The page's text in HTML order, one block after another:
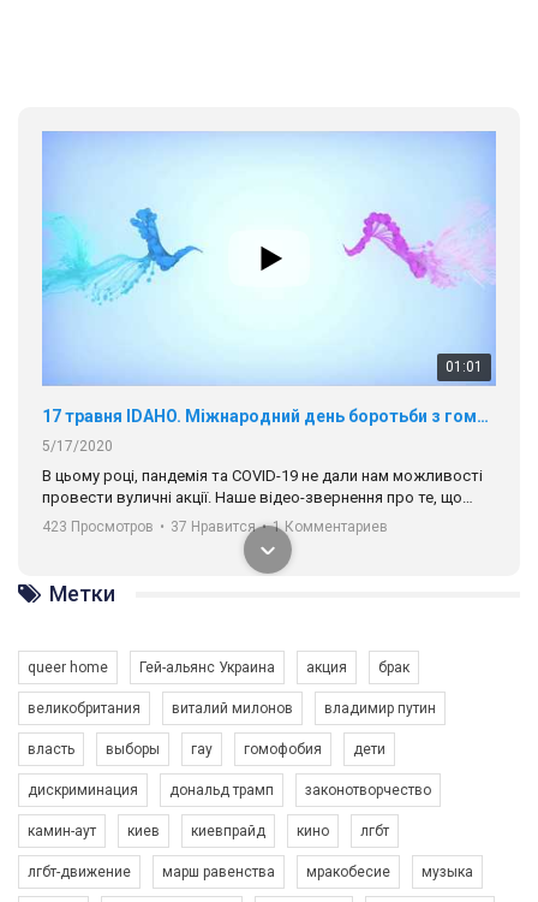
01:01
17 травня IDAHO. Міжнародний день боротьби з гомофобією трансфобією і біфобія.
5/17/2020
В цьому році, пандемія та COVІD-19 не дали нам можливості
провести вуличні акції. Наше відео-звернення про те, що
навіть коли ми у різних містах та не можемо зустрінеться, ми
разом. Ми закликаємо всіх хто поділяє цінності рівності та
солідарності, приєднатися до нас. Регіональні підрозділи
ГАУ є в 16 областях України.
Разом наш голос лунає гучніше!
423 Просмотров • 37 Нравится • 1 Комментариев
Зупинимо насильство проти ЛГБТ в Україні! Stop violence against LGBT in Ukraine!
Метки
queer home Гей-альянс Украина акция брак
великобритания виталий милонов владимир путин
власть выборы гау гомофобия дети
дискриминация дональд трамп законотворчество
камин-аут киев киевпрайд кино лгбт
лгбт-движение марш равенства мракобесие музыка